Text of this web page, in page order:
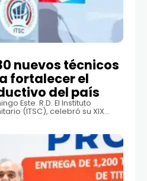
nuevos técnicos
fortalecer el
del país
Este. R.D. El Instituto
(ITSC), celebró su XIX
que 330 estudiantes